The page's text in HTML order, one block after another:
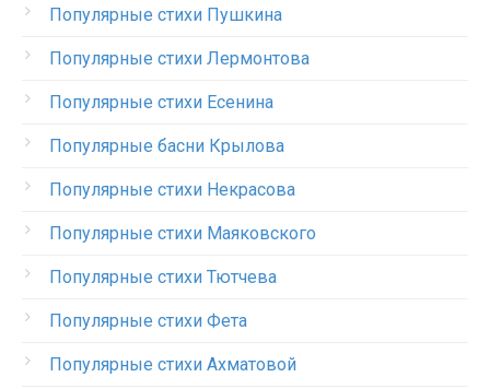
Популярные стихи Пушкина
Популярные стихи Лермонтова
Популярные стихи Есенина
Популярные басни Крылова
Популярные стихи Некрасова
Популярные стихи Маяковского
Популярные стихи Тютчева
Популярные стихи Фета
Популярные стихи Ахматовой